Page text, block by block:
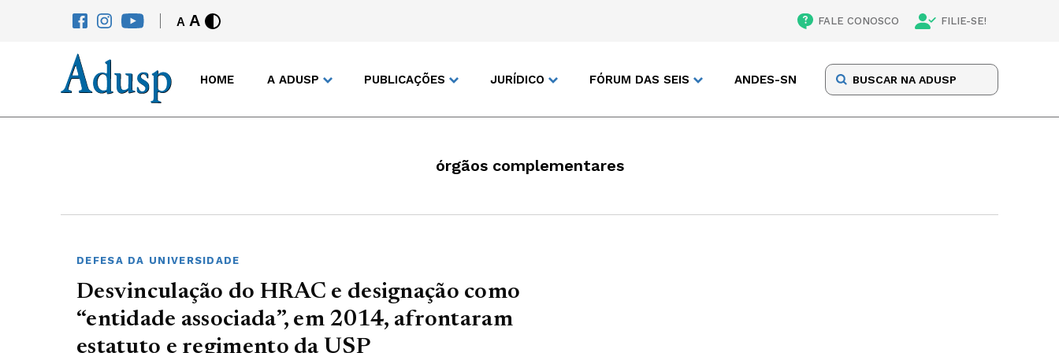
A A FALE CONOSCO FILIE-SE!
HOME A ADUSP PUBLICAÇÕES JURÍDICO FÓRUM DAS SEIS ANDES-SN
órgãos complementares
DEFESA DA UNIVERSIDADE
Desvinculação do HRAC e designação como
“entidade associada”, em 2014, afrontaram
estatuto e regimento da USP